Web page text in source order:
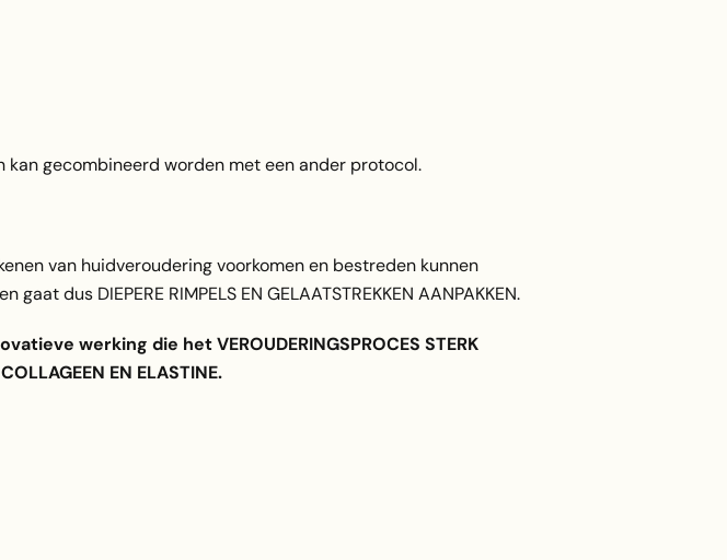
kan gecombineerd worden met een ander protocol.
van huidveroudering voorkomen en bestreden kunnen
dus DIEPERE RIMPELS EN GELAATSTREKKEN AANPAKKEN.
werking die het VEROUDERINGSPROCES STERK
EN ELASTINE.